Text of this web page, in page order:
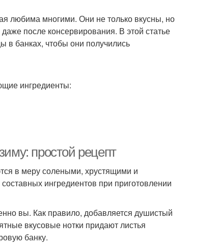
любима многими. Они не только вкусны, но
после консервирования. В этой статье
в банках, чтобы они получились
ингредиенты:
простой рецепт
в меру солеными, хрустящими и
ингредиентов при приготовлении
вы. Как правило, добавляется душистый
вкусовые нотки придают листья
банку.